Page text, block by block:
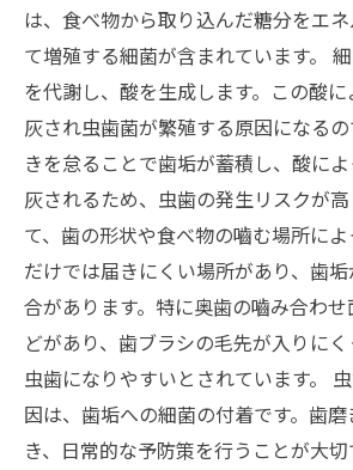
は、食べ物から取り込んだ糖分をエ
て増殖する細菌が含まれています。
を代謝し、酸を生成します。この酸
灰され虫歯菌が繁殖する原因になる
きを怠ることで歯垢が蓄積し、酸に
灰されるため、虫歯の発生リスクが
て、歯の形状や食べ物の嚙む場所に
だけでは届きにくい場所があり、歯
合があります。特に奥歯の嚙み合わ
どがあり、歯ブラシの毛先が入りにく
虫歯になりやすいとされています。
因は、歯垢への細菌の付着です。歯
き、日常的な予防策を行うことが大